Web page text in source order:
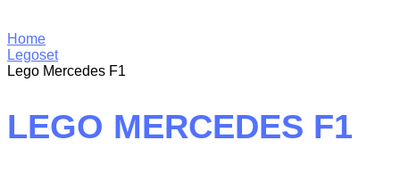
Home
Legoset
Lego Mercedes F1
LEGO MERCEDES F1